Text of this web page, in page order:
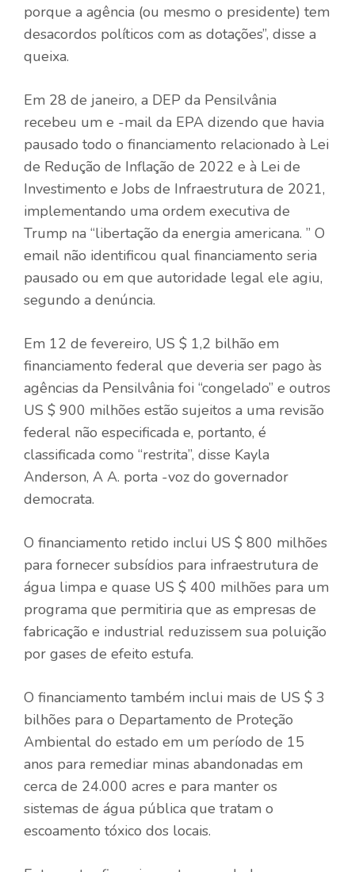
porque a agência (ou mesmo o presidente) tem
desacordos políticos com as dotações”, disse a
queixa.
Em 28 de janeiro, a DEP da Pensilvânia
recebeu um e -mail da EPA dizendo que havia
pausado todo o financiamento relacionado à Lei
de Redução de Inflação de 2022 e à Lei de
Investimento e Jobs de Infraestrutura de 2021,
implementando uma ordem executiva de
Trump na “libertação da energia americana. ” O
email não identificou qual financiamento seria
pausado ou em que autoridade legal ele agiu,
segundo a denúncia.
Em 12 de fevereiro, US $ 1,2 bilhão em
financiamento federal que deveria ser pago às
agências da Pensilvânia foi “congelado” e outros
US $ 900 milhões estão sujeitos a uma revisão
federal não especificada e, portanto, é
classificada como “restrita”, disse Kayla
Anderson, A A. porta -voz do governador
democrata.
O financiamento retido inclui US $ 800 milhões
para fornecer subsídios para infraestrutura de
água limpa e quase US $ 400 milhões para um
programa que permitiria que as empresas de
fabricação e industrial reduzissem sua poluição
por gases de efeito estufa.
O financiamento também inclui mais de US $ 3
bilhões para o Departamento de Proteção
Ambiental do estado em um período de 15
anos para remediar minas abandonadas em
cerca de 24.000 acres e para manter os
sistemas de água pública que tratam o
escoamento tóxico dos locais.